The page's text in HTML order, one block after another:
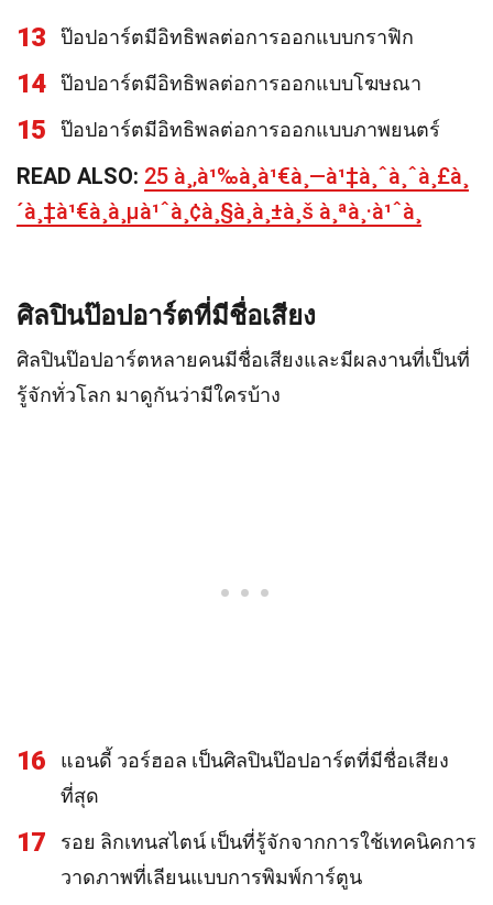
13 ป๊อปอาร์ตมีอิทธิพลต่อการออกแบบกราฟิก
14 ป๊อปอาร์ตมีอิทธิพลต่อการออกแบบโฆษณา
15 ป๊อปอาร์ตมีอิทธิพลต่อการออกแบบภาพยนตร์
READ ALSO: 25 à¸‚à¹‰à¸­à¹€à¸—à¹‡à¸ˆà¸ˆà¸£à¸
´à¸‡à¹€à¸à¸µà¹ˆà¸¢à¸§à¸à¸±à¸š à¸ªà¸·à¹ˆà¸­
ศิลปินป๊อปอาร์ตที่มีชื่อเสียง
ศิลปินป๊อปอาร์ตหลายคนมีชื่อเสียงและมีผลงานที่เป็นที่
รู้จักทั่วโลก มาดูกันว่ามีใครบ้าง
16
แอนดี้ วอร์ฮอล เป็นศิลปินป๊อปอาร์ตที่มีชื่อเสียง
ที่สุด
17
รอย ลิกเทนสไตน์ เป็นที่รู้จักจากการใช้เทคนิคการ
วาดภาพที่เลียนแบบการพิมพ์การ์ตูน